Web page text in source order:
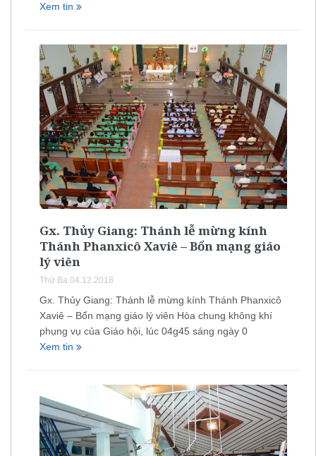
Xem tin
Gx. Thủy Giang: Thánh lễ mừng kính
Thánh Phanxicô Xaviê – Bổn mạng giáo
lý viên
Thứ Ba 04.12.2018
Gx. Thủy Giang: Thánh lễ mừng kính Thánh Phanxicô
Xaviê – Bổn mạng giáo lý viên Hòa chung không khí
phụng vụ của Giáo hội, lúc 04g45 sáng ngày 0
Xem tin